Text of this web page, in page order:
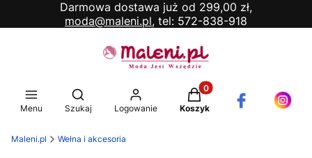
Darmowa dostawa już od 299,00 zł,
moda@maleni.pl, tel: 572-838-918
Menu
Otwórz wyszukiwarkę
Szukaj Logowanie
Produkty w koszyku: 0.
Koszyk
Maleni.pl Wełna i akcesoria